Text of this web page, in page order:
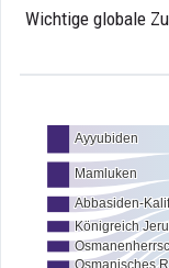
Wichtige globale